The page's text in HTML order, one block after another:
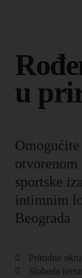
u
otvorenom
sportske
intimnim
Beograda
Prirodno
Sloboda